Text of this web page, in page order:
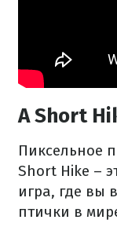
A Short
Пиксельное
Short Hike –
игра, где вы
птички в